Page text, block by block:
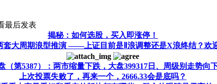
最后发表
揭秘：如何选股，买入即涨停！
套大周期浪型推演 ——上证目前是Ⅱ浪调整还是X浪终结？欢
（第5387）：两市缩量下跌，大盘399317日、周级别走势向
上次投票失败了，再来一个，2666.33会是底吗？